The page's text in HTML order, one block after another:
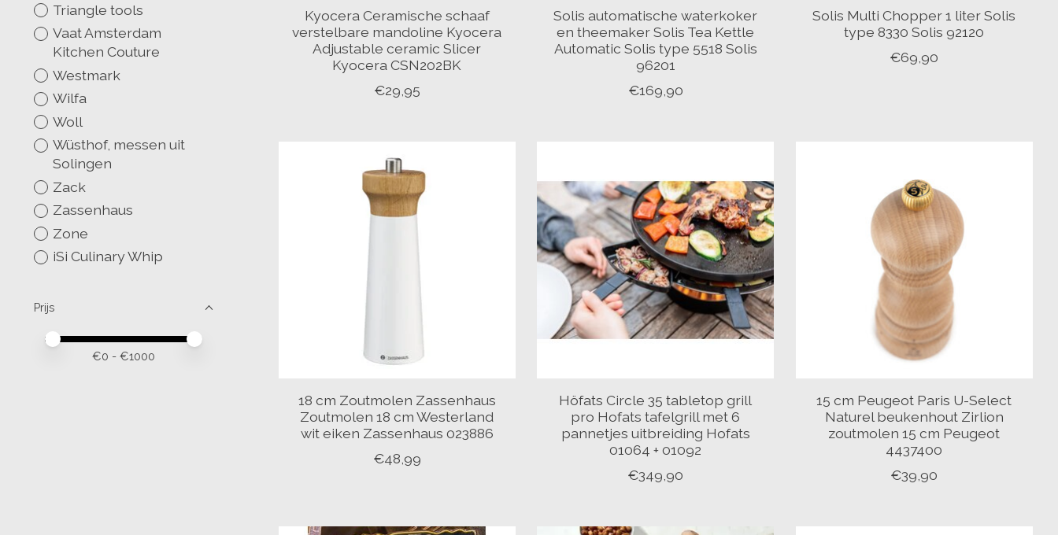
Triangle tools
Vaat Amsterdam
Kitchen Couture
Westmark
Wilfa
Woll
Wüsthof, messen uit
Solingen
Zack
Zassenhaus
Zone
iSi Culinary Whip
Prijs
Minimale prijswaarde
Price maximum value
€0 - €1000
Kyocera Ceramische schaaf
verstelbare mandoline Kyocera
Adjustable ceramic Slicer
Kyocera CSN202BK
€29,95
Solis automatische waterkoker
en theemaker Solis Tea Kettle
Automatic Solis type 5518 Solis
96201
€169,90
Solis Multi Chopper 1 liter Solis
type 8330 Solis 92120
€69,90
18 cm Zoutmolen Zassenhaus
Zoutmolen 18 cm Westerland
wit eiken Zassenhaus 023886
€48,99
Höfats Circle 35 tabletop grill
pro Hofats tafelgrill met 6
pannetjes uitbreiding Hofats
01064 + 01092
€349,90
15 cm Peugeot Paris U-Select
Naturel beukenhout Zirlion
zoutmolen 15 cm Peugeot
4437400
€39,90